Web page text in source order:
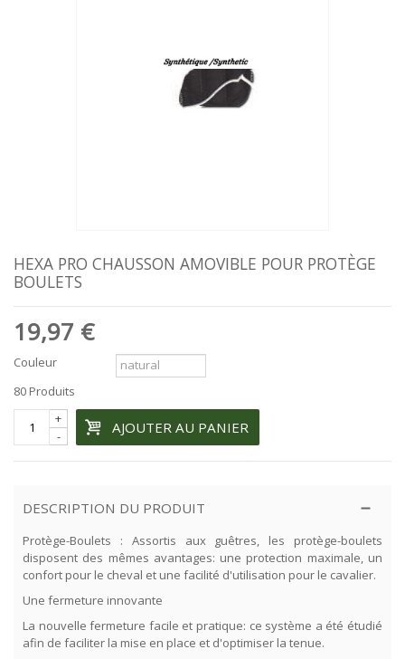
HEXA PRO CHAUSSON AMOVIBLE POUR PROTÈGE
BOULETS
19,97 €
Couleur
80 Produits
-
+ AJOUTER AU PANIER
DESCRIPTION DU PRODUIT
Protège-Boulets : Assortis aux guêtres, les protège-boulets
disposent des mêmes avantages: une protection maximale, un
confort pour le cheval et une facilité d'utilisation pour le cavalier.
Une fermeture innovante
La nouvelle fermeture facile et pratique: ce système a été étudié
afin de faciliter la mise en place et d'optimiser la tenue.